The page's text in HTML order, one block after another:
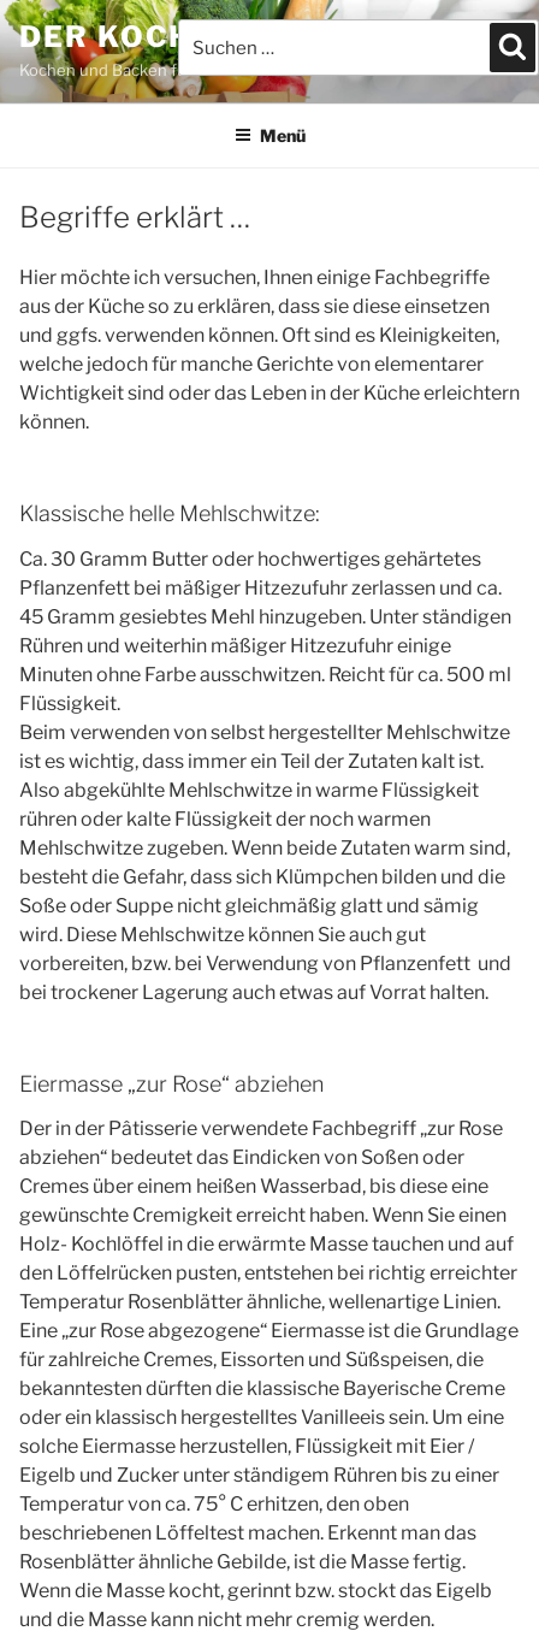
Zum
Inhalt
springen
DER KOCHBLOG
Kochen und Backen für JEDEFRAU & JEDERMANN
Suchen
nach:
Menü
Begriffe erklärt …
Hier möchte ich versuchen, Ihnen einige Fachbegriffe
aus der Küche so zu erklären, dass sie diese einsetzen
und ggfs. verwenden können. Oft sind es Kleinigkeiten,
welche jedoch für manche Gerichte von elementarer
Wichtigkeit sind oder das Leben in der Küche erleichtern
können.
Klassische helle Mehlschwitze:
Ca. 30 Gramm Butter oder hochwertiges gehärtetes
Pflanzenfett bei mäßiger Hitzezufuhr zerlassen und ca.
45 Gramm gesiebtes Mehl hinzugeben. Unter ständigen
Rühren und weiterhin mäßiger Hitzezufuhr einige
Minuten ohne Farbe ausschwitzen. Reicht für ca. 500 ml
Flüssigkeit.
Beim verwenden von selbst hergestellter Mehlschwitze
ist es wichtig, dass immer ein Teil der Zutaten kalt ist.
Also abgekühlte Mehlschwitze in warme Flüssigkeit
rühren oder kalte Flüssigkeit der noch warmen
Mehlschwitze zugeben. Wenn beide Zutaten warm sind,
besteht die Gefahr, dass sich Klümpchen bilden und die
Soße oder Suppe nicht gleichmäßig glatt und sämig
wird. Diese Mehlschwitze können Sie auch gut
vorbereiten, bzw. bei Verwendung von Pflanzenfett und
bei trockener Lagerung auch etwas auf Vorrat halten.
Eiermasse „zur Rose“ abziehen
Der in der Pâtisserie verwendete Fachbegriff „zur Rose
abziehen“ bedeutet das Eindicken von Soßen oder
Cremes über einem heißen Wasserbad, bis diese eine
gewünschte Cremigkeit erreicht haben. Wenn Sie einen
Holz- Kochlöffel in die erwärmte Masse tauchen und auf
den Löffelrücken pusten, entstehen bei richtig erreichter
Temperatur Rosenblätter ähnliche, wellenartige Linien.
Eine „zur Rose abgezogene“ Eiermasse ist die Grundlage
für zahlreiche Cremes, Eissorten und Süßspeisen, die
bekanntesten dürften die klassische Bayerische Creme
oder ein klassisch hergestelltes Vanilleeis sein. Um eine
solche Eiermasse herzustellen, Flüssigkeit mit Eier /
Eigelb und Zucker unter ständigem Rühren bis zu einer
Temperatur von ca. 75° C erhitzen, den oben
beschriebenen Löffeltest machen. Erkennt man das
Rosenblätter ähnliche Gebilde, ist die Masse fertig.
Wenn die Masse kocht, gerinnt bzw. stockt das Eigelb
und die Masse kann nicht mehr cremig werden.